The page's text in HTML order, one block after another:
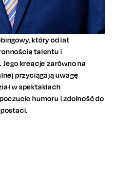
który od lat
talentu i
kreacje zarówno na
przyciągają uwagę
w spektaklach
humoru i zdolność do